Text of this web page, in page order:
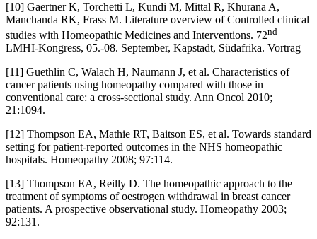
[10] Gaertner K, Torchetti L, Kundi M, Mittal R, Khurana A,
Manchanda RK, Frass M. Literature overview of Controlled clinical
studies with Homeopathic Medicines and Interventions. 72nd
LMHI-Kongress, 05.-08. September, Kapstadt, Südafrika. Vortrag
[11] Guethlin C, Walach H, Naumann J, et al. Characteristics of
cancer patients using homeopathy compared with those in
conventional care: a cross-sectional study. Ann Oncol 2010;
21:1094.
[12] Thompson EA, Mathie RT, Baitson ES, et al. Towards standard
setting for patient-reported outcomes in the NHS homeopathic
hospitals. Homeopathy 2008; 97:114.
[13] Thompson EA, Reilly D. The homeopathic approach to the
treatment of symptoms of oestrogen withdrawal in breast cancer
patients. A prospective observational study. Homeopathy 2003;
92:131.